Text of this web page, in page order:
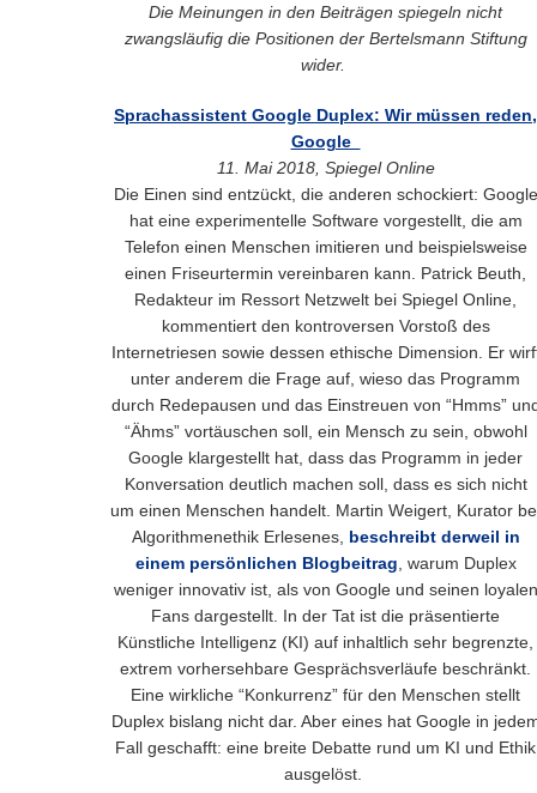
Die Meinungen in den Beiträgen spiegeln nicht
zwangsläufig die Positionen der Bertelsmann Stiftung
wider.
Sprachassistent Google Duplex: Wir müssen reden,
Google
11. Mai 2018, Spiegel Online
Die Einen sind entzückt, die anderen schockiert: Google
hat eine experimentelle Software vorgestellt, die am
Telefon einen Menschen imitieren und beispielsweise
einen Friseurtermin vereinbaren kann. Patrick Beuth,
Redakteur im Ressort Netzwelt bei Spiegel Online,
kommentiert den kontroversen Vorstoß des
Internetriesen sowie dessen ethische Dimension. Er
unter anderem die Frage auf, wieso das Programm
durch Redepausen und das Einstreuen von “Hmms”
“Ähms” vortäuschen soll, ein Mensch zu sein, obwohl
Google klargestellt hat, dass das Programm in jeder
Konversation deutlich machen soll, dass es sich nicht
um einen Menschen handelt. Martin Weigert, Kurator
Algorithmenethik Erlesenes, beschreibt derweil in
einem persönlichen Blogbeitrag , warum Duplex
weniger innovativ ist, als von Google und seinen loyalen
Fans dargestellt. In der Tat ist die präsentierte
Künstliche Intelligenz (KI) auf inhaltlich sehr begrenzte,
extrem vorhersehbare Gesprächsverläufe beschränkt.
Eine wirkliche “Konkurrenz” für den Menschen stellt
Duplex bislang nicht dar. Aber eines hat Google in
Fall geschafft: eine breite Debatte rund um KI und Ethik
ausgelöst.